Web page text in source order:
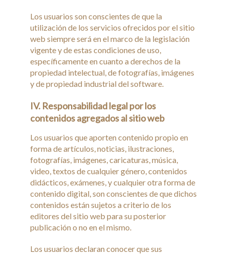
Los usuarios son conscientes de que la
utilización de los servicios ofrecidos por el sitio
web siempre será en el marco de la legislación
vigente y de estas condiciones de uso,
específicamente en cuanto a derechos de la
propiedad intelectual, de fotografías, imágenes
y de propiedad industrial del software.
IV. Responsabilidad legal por los
contenidos agregados al sitio web
Los usuarios que aporten contenido propio en
forma de artículos, noticias, ilustraciones,
fotografías, imágenes, caricaturas, música,
video, textos de cualquier género, contenidos
didácticos, exámenes, y cualquier otra forma de
contenido digital, son conscientes de que dichos
contenidos están sujetos a criterio de los
editores del sitio web para su posterior
publicación o no en el mismo.
Los usuarios declaran conocer que sus